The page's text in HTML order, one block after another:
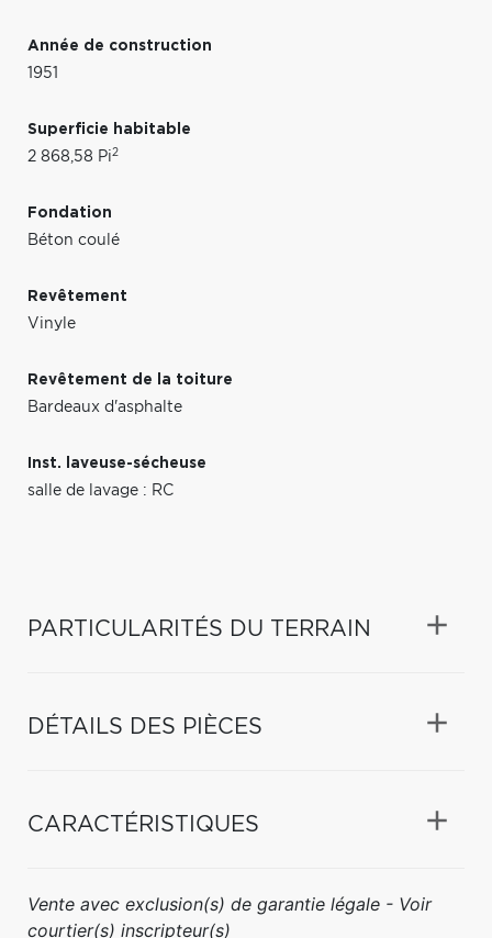
Année de construction
1951
Superficie habitable
2 868,58 Pi2
Fondation
Béton coulé
Revêtement
Vinyle
Revêtement de la toiture
Bardeaux d'asphalte
Inst. laveuse-sécheuse
salle de lavage : RC
PARTICULARITÉS DU TERRAIN
DÉTAILS DES PIÈCES
CARACTÉRISTIQUES
Vente avec exclusion(s) de garantie légale - Voir
courtier(s) inscripteur(s)